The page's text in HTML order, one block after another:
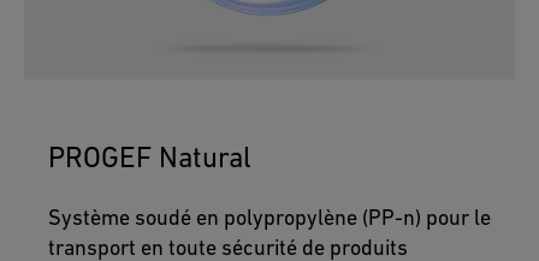
PROGEF Natural
Système soudé en polypropylène (PP-n) pour le
transport en toute sécurité de produits